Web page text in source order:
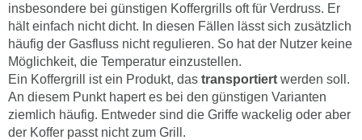
insbesondere bei günstigen Koffergrills oft für Verdruss. Er
hält einfach nicht dicht. In diesen Fällen lässt sich zusätzlich
häufig der Gasfluss nicht regulieren. So hat der Nutzer keine
Möglichkeit, die Temperatur einzustellen.
Ein Koffergrill ist ein Produkt, das transportiert werden soll.
An diesem Punkt hapert es bei den günstigen Varianten
ziemlich häufig. Entweder sind die Griffe wackelig oder aber
der Koffer passt nicht zum Grill.